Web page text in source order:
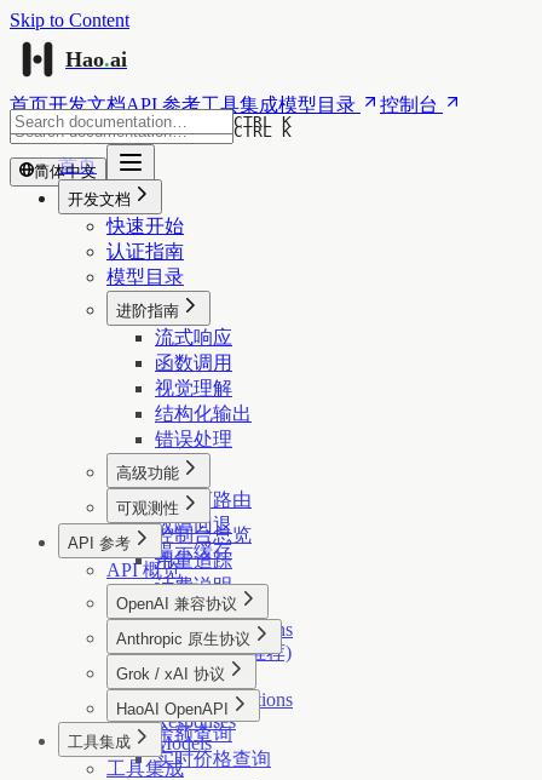
Skip to Content
Hao.ai
首页开发文档API 参考工具集成模型目录 控制台
CTRL K
简体中文
CTRL K
首页
开发文档
快速开始
认证指南
模型目录
进阶指南
流式响应
函数调用
视觉理解
结构化输出
错误处理
高级功能
供应商路由
故障回退
提示缓存
可观测性
控制台总览
用量追踪
计费说明
API 参考
API 概览
OpenAI 兼容协议
Chat Completions
Responses (推荐)
Models
Images
Anthropic 原生协议
Messages
Models
Grok / xAI 协议
Chat Completions
Responses
Models
HaoAI OpenAPI
余额查询
实时价格查询
工具集成
工具集成